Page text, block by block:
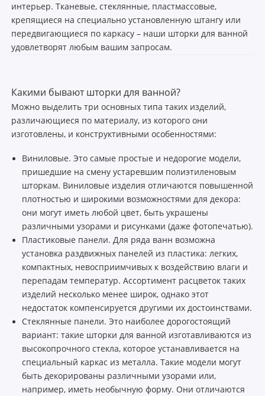
интерьер. Тканевые, стеклянные, пластмассовые,
крепящиеся на специально установленную штангу или
передвигающиеся по каркасу – наши шторки для ванной
удовлетворят любым вашим запросам.
Какими бывают шторки для ванной?
Можно выделить три основных типа таких изделий,
различающиеся по материалу, из которого они
изготовлены, и конструктивными особенностями:
Виниловые. Это самые простые и недорогие модели,
пришедшие на смену устаревшим полиэтиленовым
шторкам. Виниловые изделия отличаются повышенной
плотностью и широкими возможностями для декора:
они могут иметь любой цвет, быть украшены
различными узорами и рисунками (даже фотопечатью).
Пластиковые панели. Для ряда ванн возможна
установка раздвижных панелей из пластика: легких,
компактных, невосприимчивых к воздействию влаги и
перепадам температур. Ассортимент расцветок таких
изделий несколько менее широк, однако этот
недостаток компенсируется другими их достоинствами.
Стеклянные панели. Это наиболее дорогостоящий
вариант: такие шторки для ванной изготавливаются из
высокопрочного стекла, которое устанавливается на
специальный каркас из металла. Такие модели могут
быть декорированы различными узорами или,
например, иметь необычную форму. Они отличаются